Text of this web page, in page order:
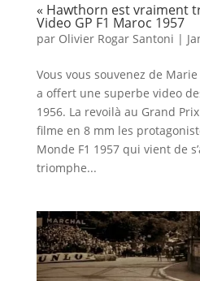
« Hawthorn est vraiment
Video GP F1 Maroc 1957
par Olivier Rogar Santoni |
Vous vous souvenez de
a offert une superbe video
1956. La revoilà au Grand
filme en 8 mm les
Monde F1 1957 qui vient de
triomphe...